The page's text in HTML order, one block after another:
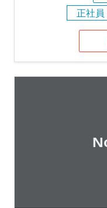
正社員